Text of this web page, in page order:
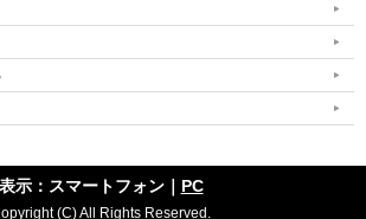
表示：スマートフォン｜ PC
(C) All Rights Reserved.